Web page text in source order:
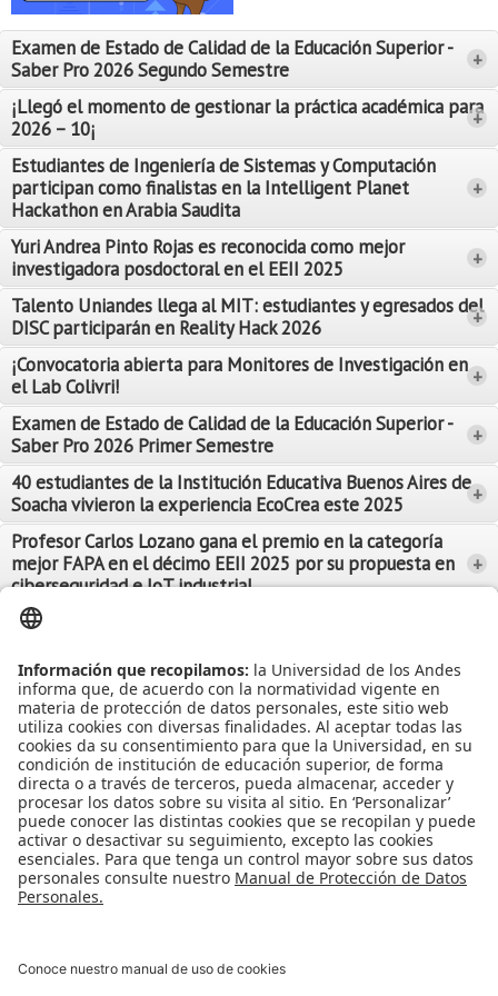
Examen de Estado de Calidad de la Educación Superior -
Saber Pro 2026 Segundo Semestre
+
Leer Más
¡Llegó el momento de gestionar la práctica académica para
2026 – 10¡
+
Leer Más
Estudiantes de Ingeniería de Sistemas y Computación
participan como finalistas en la Intelligent Planet
Hackathon en Arabia Saudita
+
Leer Más
Yuri Andrea Pinto Rojas es reconocida como mejor
investigadora posdoctoral en el EEII 2025
+
Leer Más
Talento Uniandes llega al MIT: estudiantes y egresados del
DISC participarán en Reality Hack 2026
+
Leer Más
¡Convocatoria abierta para Monitores de Investigación en
el Lab Colivri!
+
Leer Más
Examen de Estado de Calidad de la Educación Superior -
Saber Pro 2026 Primer Semestre
+
Leer Más
40 estudiantes de la Institución Educativa Buenos Aires de
Soacha vivieron la experiencia EcoCrea este 2025
+
Leer Más
Profesor Carlos Lozano gana el premio en la categoría
mejor FAPA en el décimo EEII 2025 por su propuesta en
ciberseguridad e IoT industrial
+
Leer Más
Ver más Noticias...
Ver más Eventos...
Apoyo Financiero
Reconocimiento como Universidad: Decreto 1297 del 30 de mayo de
Proyecto de grado
Reingreso
Reintegro
Retiro voluntario
Transferencia
Tarifas
Grado